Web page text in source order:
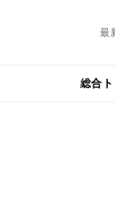
最
総合